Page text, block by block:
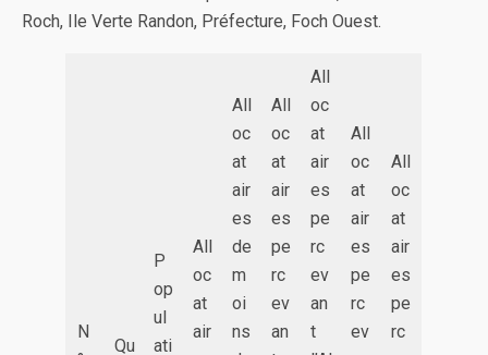
Roch, Ile Verte Randon, Préfecture, Foch Ouest.
N
Qu
P
op
ul
ati
All
oc
at
air
All
oc
at
air
es
de
m
oi
ns
All
oc
at
air
es
pe
rc
ev
an
All
oc
at
air
es
pe
rc
ev
an
t
All
oc
at
air
es
pe
rc
ev
All
oc
at
air
es
pe
rc